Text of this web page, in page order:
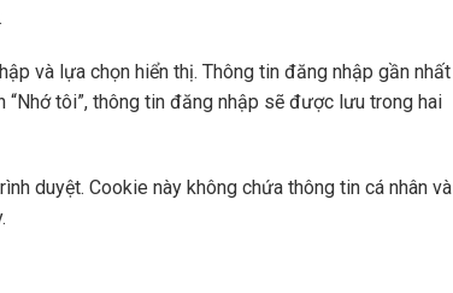
và lựa chọn hiển thị. Thông tin đăng nhập gần nhất
“Nhớ tôi”, thông tin đăng nhập sẽ được lưu trong hai
duyệt. Cookie này không chứa thông tin cá nhân và